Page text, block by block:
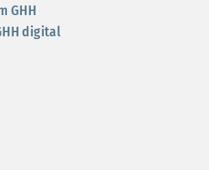
GHH
digital